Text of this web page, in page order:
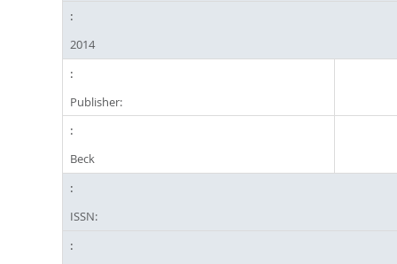
2014
Publisher:
Beck
ISSN: